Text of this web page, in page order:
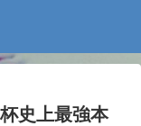
史上最強本